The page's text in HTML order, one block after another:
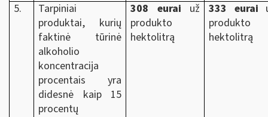
5.
Tarpiniai
produktai, kurių
faktinė tūrinė
alkoholio
koncentracija
procentais yra
didesnė kaip 15
procentų
308 eurai už
produkto
hektolitrą
333 eurai
produkto
hektolitrą